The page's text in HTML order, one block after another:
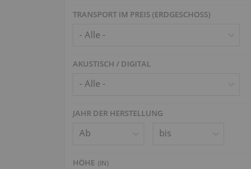
TRANSPORT IM PREIS (ERDGESCHOSS)
AKUSTISCH / DIGITAL
JAHR DER HERSTELLUNG
HÖHE (IN)